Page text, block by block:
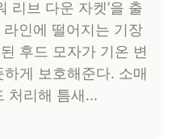
리브 다운 자켓’을 출
인에 떨어지는 기장
후드 모자가 기온 변
게 보호해준다. 소매
처리해 틈새…